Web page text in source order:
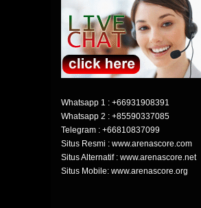
Whatsapp 1 : +66931908391
Whatsapp 2 : +85590337085
Telegram : +66810837099
Situs Resmi : www.arenascore.com
Situs Alternatif : www.arenascore.net
Situs Mobile: www.arenascore.org